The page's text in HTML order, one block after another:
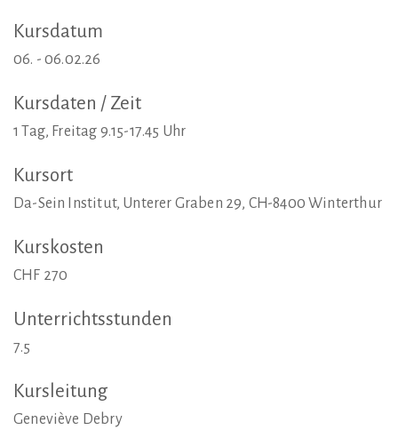
Kursdatum
06. - 06.02.26
Kursdaten / Zeit
1 Tag, Freitag 9.15-17.45 Uhr
Kursort
Da-Sein Institut, Unterer Graben 29, CH-8400 Winterthur
Kurskosten
CHF 270
Unterrichtsstunden
7.5
Kursleitung
Geneviève Debry